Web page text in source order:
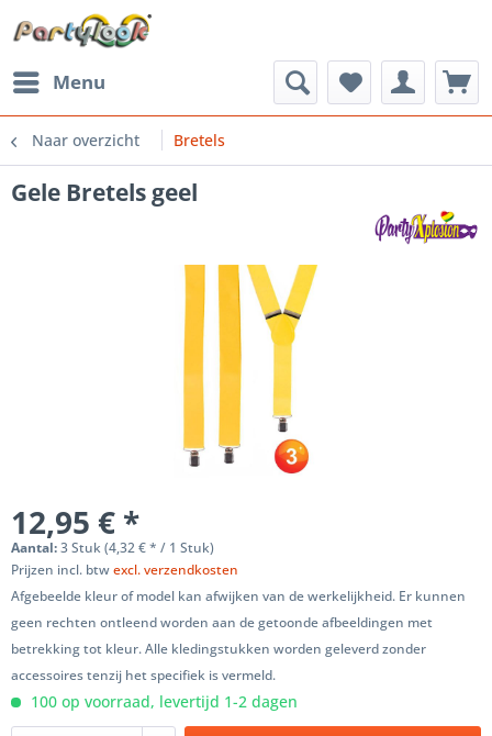
Menu
Naar overzicht Bretels
Gele Bretels geel
12,95 € *
Aantal:3 Stuk (4,32 € * / 1 Stuk)
Prijzen incl. btwexcl. verzendkosten
Afgebeelde kleur of model kan afwijken van de werkelijkheid. Er kunnen
geen rechten ontleend worden aan de getoonde afbeeldingen met
betrekking tot kleur. Alle kledingstukken worden geleverd zonder
accessoires tenzij het specifiek is vermeld.
100 op voorraad, levertijd 1-2 dagen